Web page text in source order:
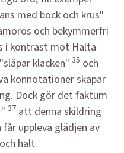
med bock och krus"
och bekymmerfri
i kontrast mot Halta
klacken" 35 och
konnotationer skapar
Dock gör det faktum
37 att denna skildring
uppleva glädjen av
halt.